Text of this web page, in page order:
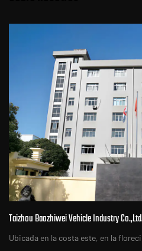
Taizhou Baozhiwei Vehicle Industry
Ubicada en la costa este, en la